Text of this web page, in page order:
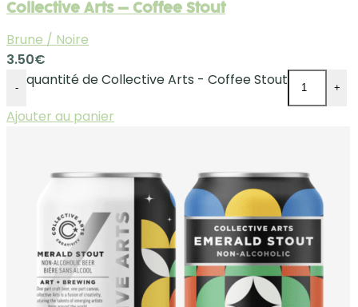
Collective Arts – Coffee Stout
Brune / Noire
3.50€
- quantité de Collective Arts - Coffee Stout +
Ajouter au panier